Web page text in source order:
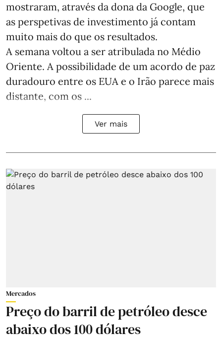
mostraram, através da dona da Google, que
as perspetivas de investimento já contam
muito mais do que os resultados.
A semana voltou a ser atribulada no Médio
Oriente. A possibilidade de um acordo de paz
duradouro entre os EUA e o Irão parece mais
distante, com os ...
Ver mais
Mercados
Preço do barril de petróleo desce
abaixo dos 100 dólares